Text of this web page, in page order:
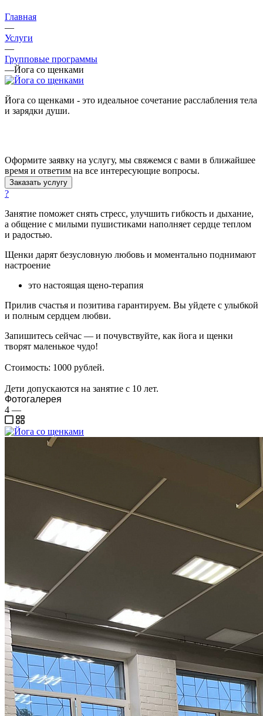
Главная
—
Услуги
—
Групповые программы
—Йога со щенками
Йога со щенками - это идеальное сочетание расслабления тела
и зарядки души.
Оформите заявку на услугу, мы свяжемся с вами в ближайшее
время и ответим на все интересующие вопросы.
Заказать услугу
?
Занятие поможет снять стресс, улучшить гибкость и дыхание,
а общение с милыми пушистиками наполняет сердце теплом
и радостью.
Щенки дарят безусловную любовь и моментально поднимают
настроение
это настоящая щено-терапия
Прилив счастья и позитива гарантируем. Вы уйдете с улыбкой
и полным сердцем любви.
Запишитесь сейчас — и почувствуйте, как йога и щенки
творят маленькое чудо!
Стоимость: 1000 рублей.
Дети допускаются на занятие с 10 лет.
Фотогалерея
4 —